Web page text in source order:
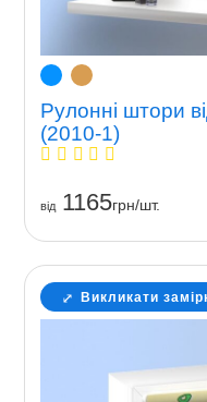
Рулонні штори
(2010-1)
вiд1165грн/шт.
Викликати